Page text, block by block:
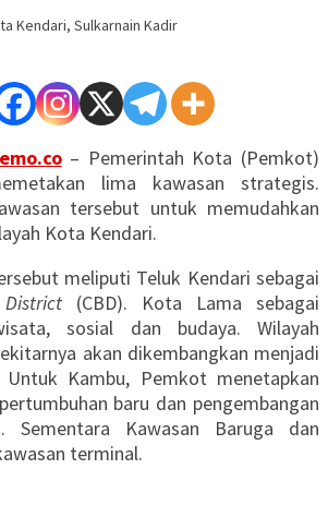
Kendari, Sulkarnain Kadir
– Pemerintah Kota (Pemkot)
lima kawasan strategis.
tersebut untuk memudahkan
Kota Kendari.
meliputi Teluk Kendari sebagai
(CBD). Kota Lama sebagai
sosial dan budaya. Wilayah
akan dikembangkan menjadi
Kambu, Pemkot menetapkan
baru dan pengembangan
Sementara Kawasan Baruga dan
terminal.